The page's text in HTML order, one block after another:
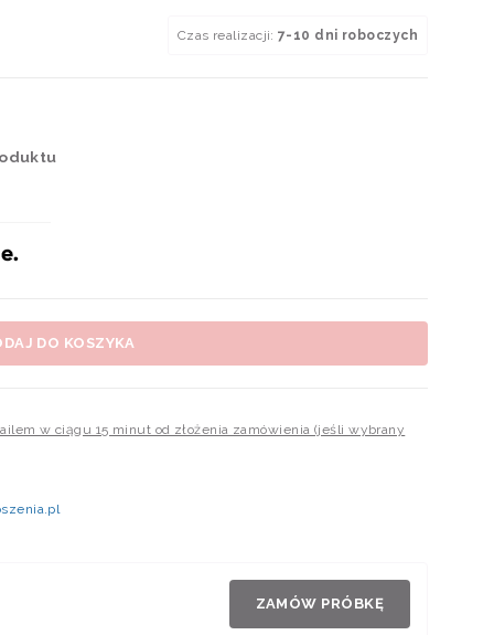
Czas realizacji: 7-10 dni roboczych
DO KOSZYKA
w ciągu 15 minut od złożenia zamówienia (jeśli wybrany
ZAMÓW PRÓBKĘ